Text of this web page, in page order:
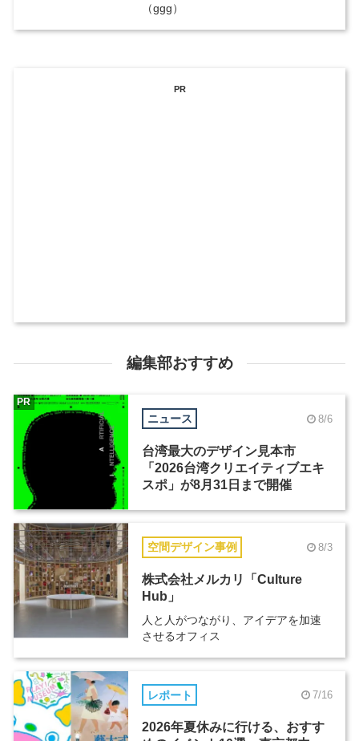
（ggg）
PR
編集部おすすめ
ニュース 8/6
台湾最大のデザイン見本市
「2026台湾クリエイティブエキ
スポ」が8月31日まで開催
PR
空間デザイン事例 8/3
株式会社メルカリ「Culture
Hub」
人と人がつながり、アイデアを加速
させるオフィス
レポート 7/16
2026年夏休みに行ける、おすす